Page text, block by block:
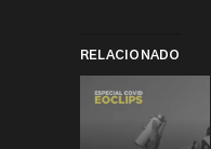
RELACIONADO